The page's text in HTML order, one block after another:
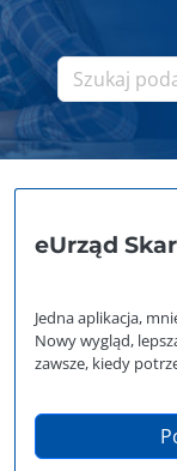
eUrząd
Jedna aplikacja,
Nowy wygląd,
zawsze, kiedy